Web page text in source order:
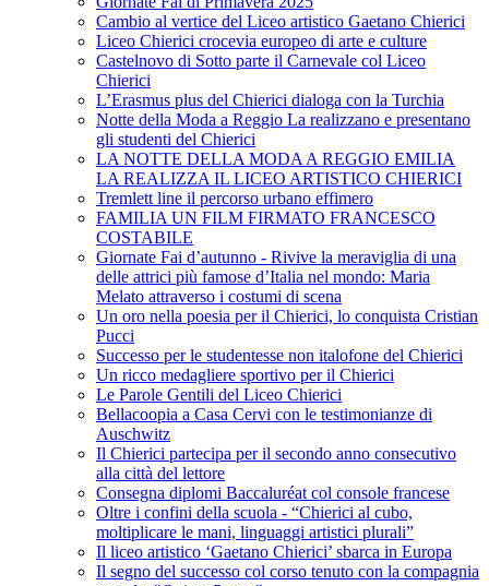
Cambio al vertice del Liceo artistico Gaetano Chierici
Liceo Chierici crocevia europeo di arte e culture
Castelnovo di Sotto parte il Carnevale col Liceo
Chierici
L’Erasmus plus del Chierici dialoga con la Turchia
Notte della Moda a Reggio La realizzano e presentano
gli studenti del Chierici
LA NOTTE DELLA MODA A REGGIO EMILIA
LA REALIZZA IL LICEO ARTISTICO CHIERICI
Tremlett line il percorso urbano effimero
FAMILIA UN FILM FIRMATO FRANCESCO
COSTABILE
Giornate Fai d’autunno - Rivive la meraviglia di una
delle attrici più famose d’Italia nel mondo: Maria
Melato attraverso i costumi di scena
Un oro nella poesia per il Chierici, lo conquista Cristian
Pucci
Successo per le studentesse non italofone del Chierici
Un ricco medagliere sportivo per il Chierici
Le Parole Gentili del Liceo Chierici
Bellacoopia a Casa Cervi con le testimonianze di
Auschwitz
Il Chierici partecipa per il secondo anno consecutivo
alla città del lettore
Consegna diplomi Baccaluréat col console francese
Oltre i confini della scuola - “Chierici al cubo,
moltiplicare le mani, linguaggi artistici plurali”
Il liceo artistico ‘Gaetano Chierici’ sbarca in Europa
Il segno del successo col corso tenuto con la compagnia